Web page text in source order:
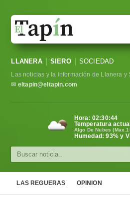
Sociedad
Política
Cultura
LLANERA SIERO SOCIEDAD
Las noticias y la información de Llanera y
✉ eltapin@eltapin.com
Hora: 02:30:45
Temperatura
Algo De Nubes
Humedad: 93% y
LAS REGUERAS OPINION